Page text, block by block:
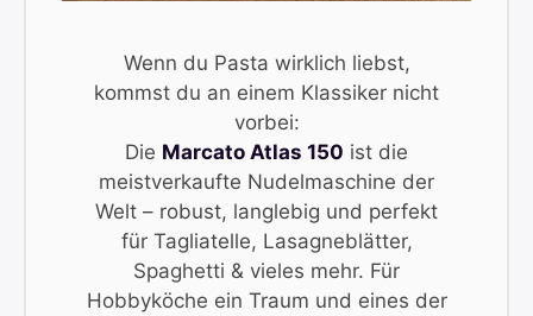
Wenn du Pasta wirklich liebst,
kommst du an einem Klassiker nicht
vorbei:
Die Marcato Atlas 150 ist die
meistverkaufte Nudelmaschine der
Welt – robust, langlebig und perfekt
für Tagliatelle, Lasagneblätter,
Spaghetti & vieles mehr. Für
Hobbyköche ein Traum und eines der